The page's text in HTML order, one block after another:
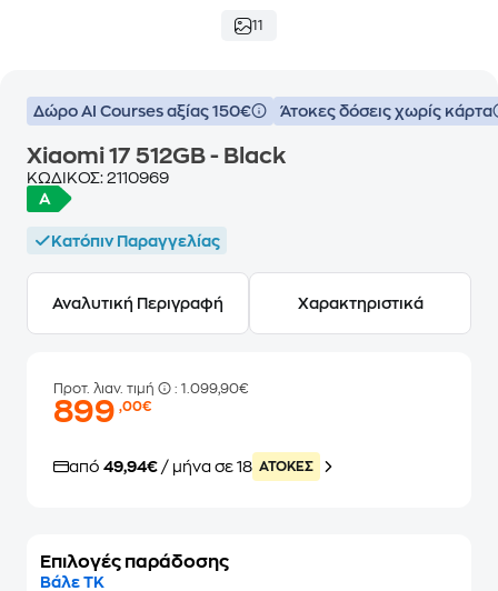
11
Δώρο ΑΙ Courses αξίας 150€ Άτοκες δόσεις χωρίς κάρτα
Xiaomi 17 512GB - Black
ΚΩΔΙΚΟΣ: 2110969
Κατόπιν Παραγγελίας
Αναλυτική Περιγραφή Χαρακτηριστικά
Προτ. λιαν. τιμή : 1.099,90€
899,00€
από 49,94€ / μήνα σε 18 ATOKEΣ
Επιλογές παράδοσης
Βάλε ΤΚ